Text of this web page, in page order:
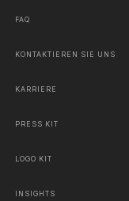
FAQ
KONTAKTIEREN SIE UNS
KARRIERE
PRESS KIT
LOGO KIT
INSIGHTS